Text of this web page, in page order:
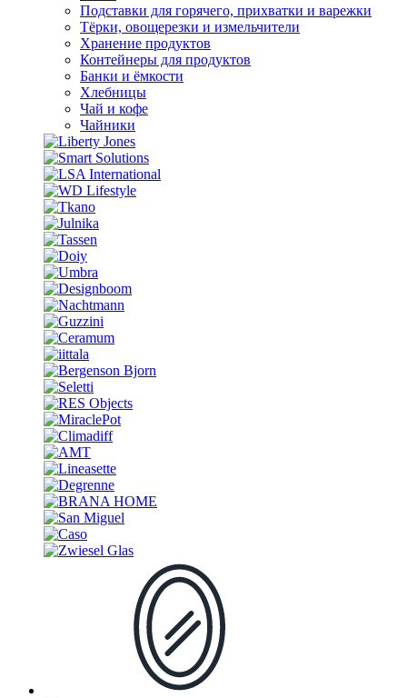
Подставки для горячего, прихватки и варежки
Тёрки, овощерезки и измельчители
Хранение продуктов
Контейнеры для продуктов
Банки и ёмкости
Хлебницы
Чай и кофе
Чайники